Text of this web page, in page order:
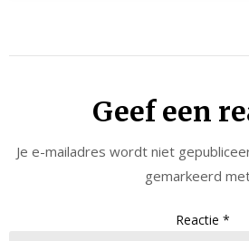
Geef een
Je e-mailadres wordt niet
gemarkeerd
Reactie *